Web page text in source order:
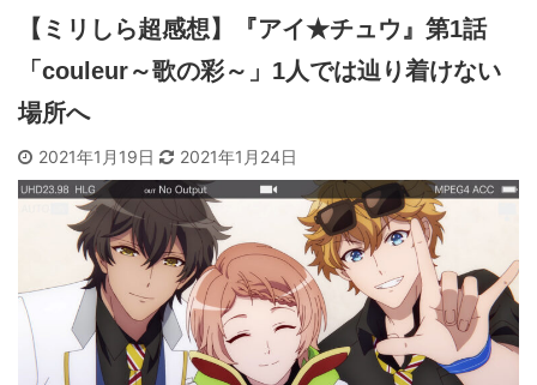
【ミリしら超感想】『アイ★チュウ』第1話
「couleur～歌の彩～」1人では辿り着けない
場所へ
2021年1月19日 2021年1月24日